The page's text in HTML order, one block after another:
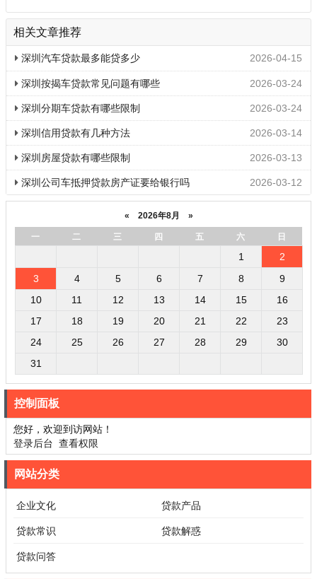
相关文章推荐
2026-04-15
深圳汽车贷款最多能贷多少
2026-03-24
深圳按揭车贷款常见问题有哪些
2026-03-24
深圳分期车贷款有哪些限制
2026-03-14
深圳信用贷款有几种方法
2026-03-13
深圳房屋贷款有哪些限制
2026-03-12
深圳公司车抵押贷款房产证要给银行吗
« 2026年8月 »
一 二 三 四 五 六 日
1
2
3
4 5 6 7 8
9
10
11 12 13 14 15
16
17
18 19 20 21 22
23
24
25 26 27 28 29
30
31
控制面板
您好，欢迎到访网站！
登录后台 查看权限
网站分类
企业文化 贷款产品
贷款常识 贷款解惑
贷款问答